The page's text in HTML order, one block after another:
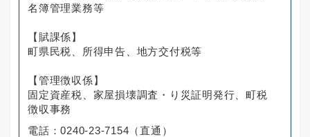
名簿管理業務等
【賦課係】
町県民税、所得申告、地方交付税等
【管理徴収係】
固定資産税、家屋損壊調査・り災証明発行、町税
徴収事務
電話：0240-23-7154（直通）